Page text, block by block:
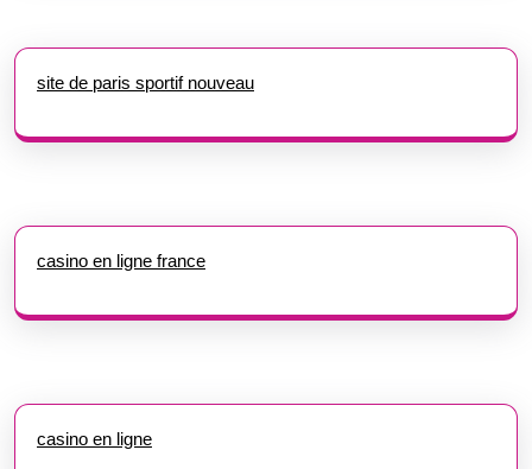
site de paris sportif nouveau
casino en ligne france
casino en ligne